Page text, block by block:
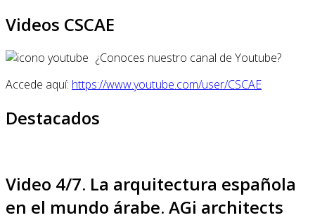
Videos CSCAE
¿Conoces nuestro canal de Youtube?
Accede aquí: https://www.youtube.com/user/CSCAE
Destacados
Video 4/7. La arquitectura española
en el mundo árabe. AGi architects